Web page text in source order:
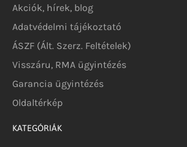
Akciók, hírek, blog
Adatvédelmi tájékoztató
ÁSZF (Ált. Szerz. Feltételek)
Visszáru, RMA ügyintézés
Garancia ügyintézés
Oldaltérkép
KATEGÓRIÁK